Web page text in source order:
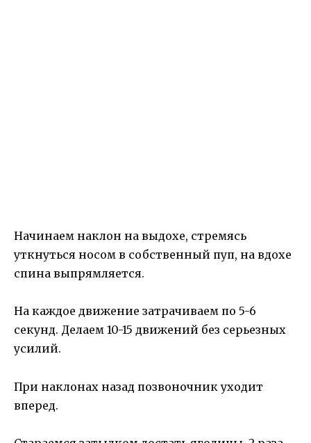
Начинаем наклон на выдохе, стремясь
уткнуться носом в собственный пуп, на вдохе
спина выпрямляется.
На каждое движение затрачиваем по 5-6
секунд. Делаем 10-15 движений без серьезных
усилий.
При наклонах назад позвоночник уходит
вперед.